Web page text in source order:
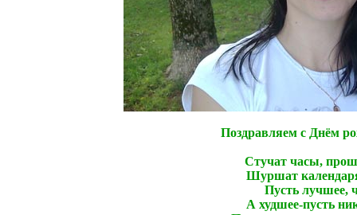
Поздравляем с Днём
Стучат часы,
Шуршат
Пусть лучшее,
А худшее-пусть